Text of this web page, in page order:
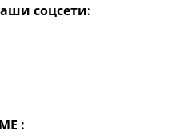
соцсети:
: